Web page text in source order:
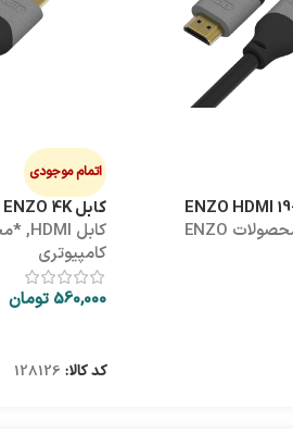
*محصولات ENZO
اتمام موجودی
کابل HDMI 5M ENZO 4K
کابل HDMI ,
کامپیوتری
560,000 تومان
کد کالا: 128126